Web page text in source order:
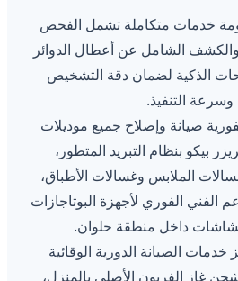
خدمات متكاملة تشمل الفحص
والكشف الشامل عن أعطال الدوائر
الذكية لضمان دقة التشخيص
وسرعة التنفيذ.
صيانة وإصلاح جميع موديلات
بيكو بنظام التبريد المتطور،
الملابس وغسالات الأطباق،
الفني الفوري لأجهزة البوتاجازات
داخل منطقة حلوان.
الصيانة الدورية الوقائية
غاز الفريون الأصلي بالمنزل،